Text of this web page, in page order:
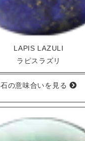
LAPIS LAZULI
ラピスラズリ
石の意味合いを見る